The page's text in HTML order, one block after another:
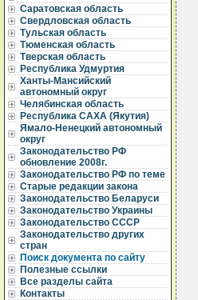
Саратовская область
Свердловская область
Тульская область
Тюменская область
Тверская область
Республика Удмуртия
Ханты-Мансийский
автономный округ
Челябинская область
Республика САХА (Якутия)
Ямало-Ненецкий автономный
округ
Законодательство РФ
обновление 2008г.
Законодательство РФ по теме
Старые редакции закона
Законодательство Беларуси
Законодательство Украины
Законодательство СССР
Законодательство других
стран
Поиск документа по сайту
Полезные ссылки
Все разделы сайта
Контакты